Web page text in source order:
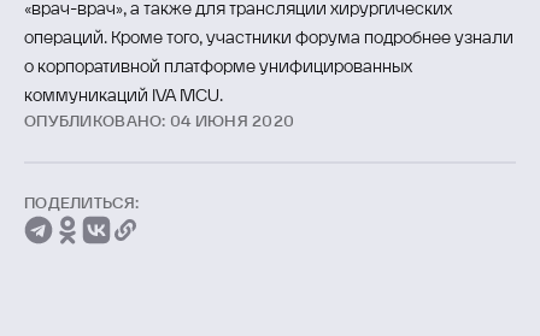
«врач-врач», а также для трансляции хирургических
операций. Кроме того, участники форума подробнее узнали
о корпоративной платформе унифицированных
коммуникаций IVA MCU.
ОПУБЛИКОВАНО: 04 ИЮНЯ 2020
ПОДЕЛИТЬСЯ: